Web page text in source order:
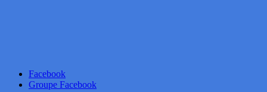
Facebook
Groupe Facebook